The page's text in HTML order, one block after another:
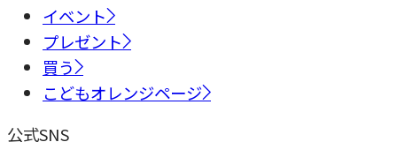
イベント
プレゼント
買う
こどもオレンジページ
公式SNS